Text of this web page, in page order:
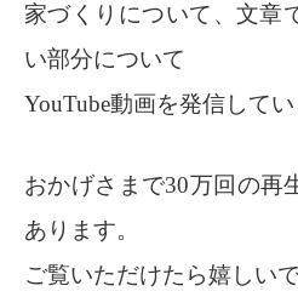
家づくりについて、文章
い部分について
YouTube動画を発信してい
おかげさまで30万回の再
あります。
ご覧いただけたら嬉しいで